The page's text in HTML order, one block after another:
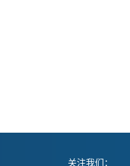
关注我们：